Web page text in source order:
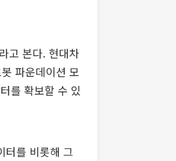
고 본다. 현대차
파운데이션 모
를 확보할 수 있
터를 비롯해 그